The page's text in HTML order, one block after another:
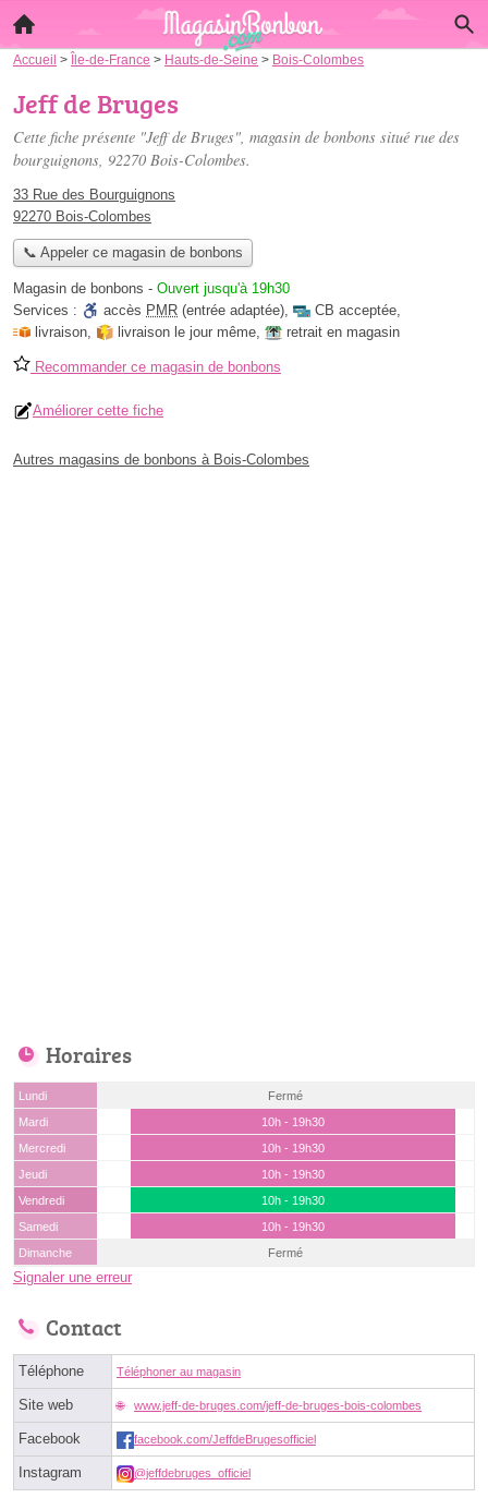
Accueil > Île-de-France > Hauts-de-Seine > Bois-Colombes
Jeff de Bruges
Cette fiche présente "Jeff de Bruges", magasin de bonbons situé rue des
bourguignons, 92270 Bois-Colombes.
33 Rue des Bourguignons
92270 Bois-Colombes
📞 Appeler ce magasin de bonbons
Magasin de bonbons - Ouvert jusqu'à 19h30
Services :
accès PMR (entrée adaptée), CB acceptée,
livraison, livraison le jour même, retrait en magasin
Recommander ce magasin de bonbons
Améliorer cette fiche
Autres magasins de bonbons à Bois-Colombes
Horaires
Lundi
Fermé
Mardi
10h - 19h30
Mercredi
10h - 19h30
Jeudi
10h - 19h30
Vendredi
10h - 19h30
Samedi
10h - 19h30
Dimanche
Fermé
Signaler une erreur
Contact
Téléphone Téléphoner au magasin
Site web www.jeff-de-bruges.com/jeff-de-bruges-bois-colombes
Facebook facebook.com/JeffdeBrugesofficiel
Instagram @jeffdebruges_officiel